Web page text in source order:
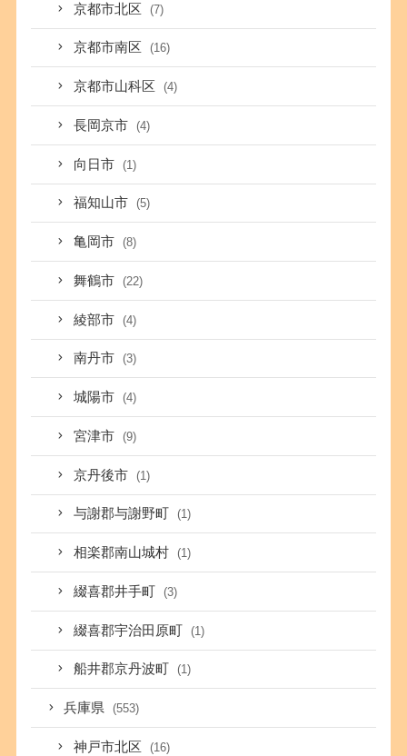
京都市北区 (7)
京都市南区 (16)
京都市山科区 (4)
長岡京市 (4)
向日市 (1)
福知山市 (5)
亀岡市 (8)
舞鶴市 (22)
綾部市 (4)
南丹市 (3)
城陽市 (4)
宮津市 (9)
京丹後市 (1)
与謝郡与謝野町 (1)
相楽郡南山城村 (1)
綴喜郡井手町 (3)
綴喜郡宇治田原町 (1)
船井郡京丹波町 (1)
兵庫県 (553)
神戸市北区 (16)